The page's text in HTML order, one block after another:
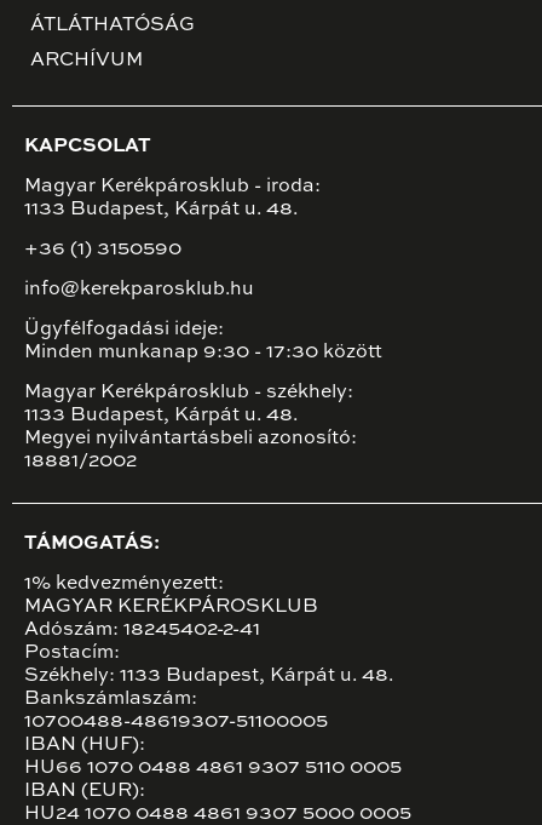
ÁTLÁTHATÓSÁG
ARCHÍVUM
KAPCSOLAT
Magyar Kerékpárosklub - iroda:
1133 Budapest, Kárpát u. 48.
+36 (1) 3150590
info@kerekparosklub.hu
Ügyfélfogadási ideje:
Minden munkanap 9:30 - 17:30 között
Magyar Kerékpárosklub - székhely:
1133 Budapest, Kárpát u. 48.
Megyei nyilvántartásbeli azonosító:
18881/2002
TÁMOGATÁS:
1% kedvezményezett:
MAGYAR KERÉKPÁROSKLUB
Adószám: 18245402-2-41
Postacím:
Székhely: 1133 Budapest, Kárpát u. 48.
Bankszámlaszám:
10700488-48619307-51100005
IBAN (HUF):
HU66 1070 0488 4861 9307 5110 0005
IBAN (EUR):
HU24 1070 0488 4861 9307 5000 0005